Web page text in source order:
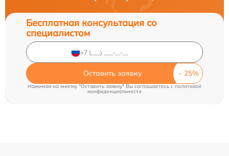
Бесплатная консультация со
специалистом
Оставить заявку
Нажимая на кнопку "Оставить заявку" Вы соглашаетесь c политикой
конфиденциальности